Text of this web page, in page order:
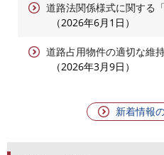
道路法関係様式に関する
2026年6月1日
道路占用物件の適切な維
2026年3月9日
新着情報